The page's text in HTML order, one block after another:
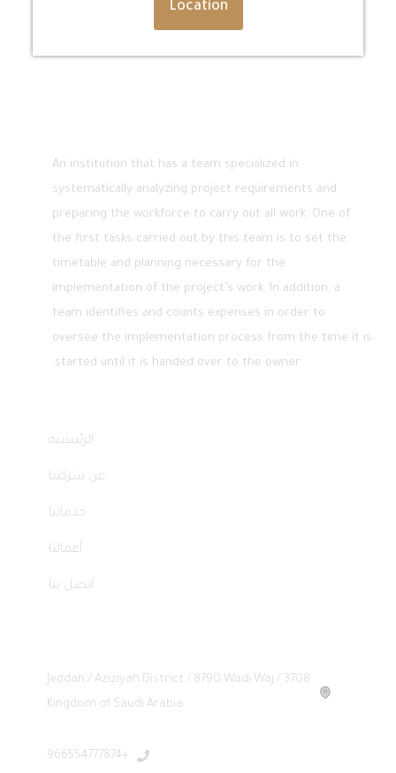
Location
An institution that has a team specialized in
systematically analyzing project requirements and
preparing the workforce to carry out all work. One of
the first tasks carried out by this team is to set the
timetable and planning necessary for the
implementation of the project’s work. In addition, a
team identifies and counts expenses in order to
oversee the implementation process from the time it is
started until it is handed over to the owner.
الرئيسية
عن شركتنا
خدماتنا
أعمالنا
اتصل بنا
Jeddah / Aziziyah District / 8790 Wadi Waj / 3708
Kingdom of Saudi Arabia
+966554777874